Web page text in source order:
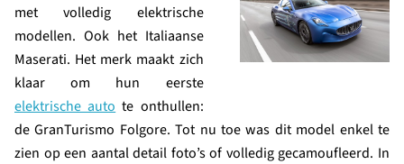
met volledig elektrische
modellen. Ook het Italiaanse
Maserati. Het merk maakt zich
klaar om hun eerste
elektrische auto te onthullen:
de GranTurismo Folgore. Tot nu toe was dit model enkel te
zien op een aantal detail foto’s of volledig gecamoufleerd. In